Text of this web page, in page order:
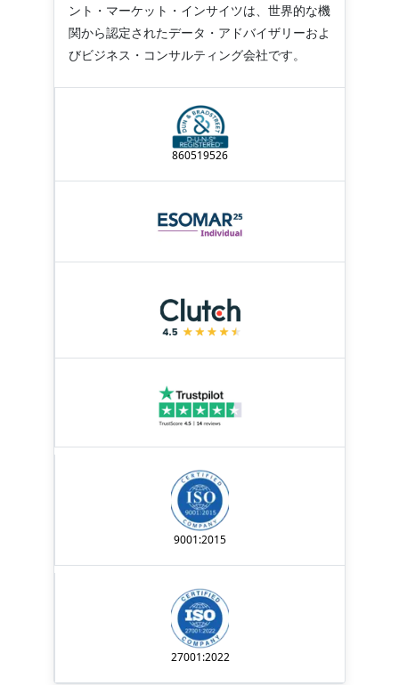
ント・マーケット・インサイツは、世界的な機
関から認定されたデータ・アドバイザリーおよ
びビジネス・コンサルティング会社です。
860519526
9001:2015
27001:2022